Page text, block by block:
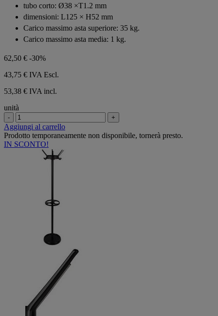
tubo corto: Ø38 ×T1.2 mm
dimensioni: L125 × H52 mm
Carico massimo asta superiore: 35 kg.
Carico massimo asta media: 1 kg.
62,50 € -30%
43,75 € IVA Escl.
53,38 € IVA incl.
unità
- +
Aggiungi al carrello
Prodotto temporaneamente non disponibile, tornerà presto.
IN SCONTO!